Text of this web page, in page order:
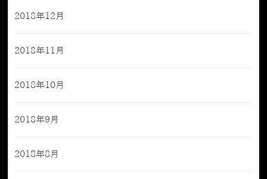
2018年12月
2018年11月
2018年10月
2018年9月
2018年8月